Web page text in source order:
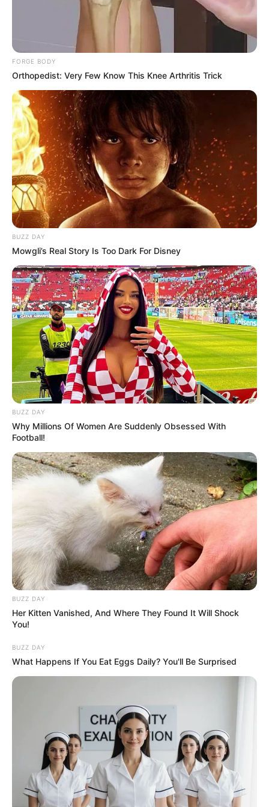
NU’EST
3
fans love
VOTE
Debut:
15 Maret
Asal:
Jumlah Anggota:
New Establish Style Tempo atau disingkat NU’EST merupakan
boy groupyang mempunyai anggota 5 orang, yaitu JR, Ren,
Minhyun, Baekho, dan Aron.
FORGE BODY
Orthopedist: Very Few Know This Knee Arthritis Trick
BUZZ DAY
Mowgli’s Real Story Is Too Dark For Disney
BUZZ DAY
Why Millions Of Women Are Suddenly Obsessed With
Football!
BUZZ DAY
Her Kitten Vanished, And Where They Found It Will Shock
You!
BUZZ DAY
What Happens If You Eat Eggs Daily? You'll Be Surprised